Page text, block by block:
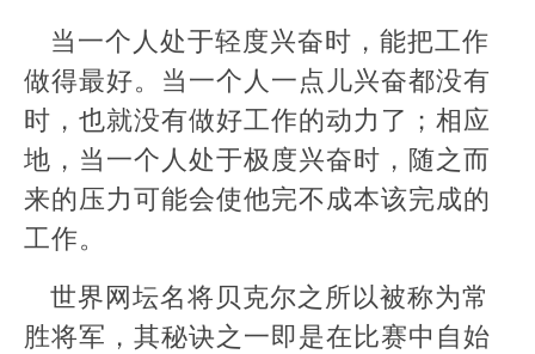
当一个人处于轻度兴奋时，能把工作
做得最好。当一个人一点儿兴奋都没有
时，也就没有做好工作的动力了；相应
地，当一个人处于极度兴奋时，随之而
来的压力可能会使他完不成本该完成的
工作。
世界网坛名将贝克尔之所以被称为常
胜将军，其秘诀之一即是在比赛中自始